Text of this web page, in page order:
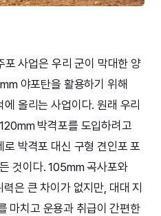
사업은 우리 군이 막대한 양
야포탄을 활용하기 위해
올리는 사업이다. 원래 우리
박격포를 도입하려고
박격포 대신 구형 견인포 포
것이다. 105mm 곡사포와
은 큰 차이가 없지만, 대대 지
마치고 운용과 취급이 간편한